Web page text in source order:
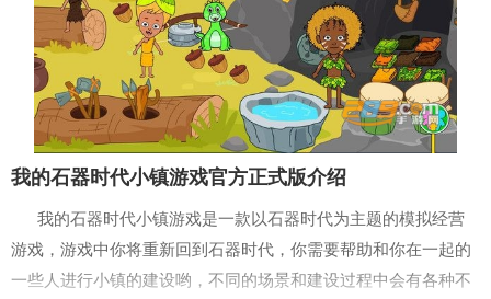
我的石器时代小镇游戏官方正式版介绍
我的石器时代小镇游戏是一款以石器时代为主题的模拟经营
游戏，游戏中你将重新回到石器时代，你需要帮助和你在一起的
一些人进行小镇的建设哟，不同的场景和建设过程中会有各种不